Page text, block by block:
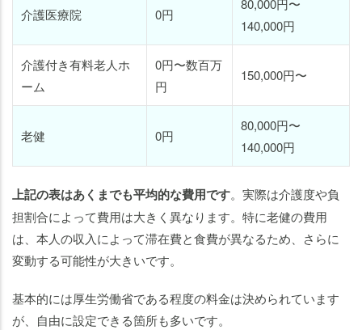
介護医療院 0円
80,000円〜
140,000円
介護付き有料老人ホ
ーム
0円〜数百万
円
150,000円〜
老健 0円
80,000円〜
140,000円
上記の表はあくまでも平均的な費用です。実際は介護度や負
担割合によって費用は大きく異なります。特に老健の費用
は、本人の収入によって滞在費と食費が異なるため、さらに
変動する可能性が大きいです。
基本的には厚生労働省である程度の料金は決められています
が、自由に設定できる箇所も多いです。